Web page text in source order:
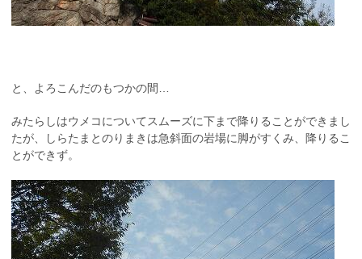
と、よろこんだのもつかの間…
みたらしはウメコについてスムーズに下まで降りることができまし
たが、しらたまとのりまきは急斜面の岩場に脚がすくみ、降りるこ
とができず。